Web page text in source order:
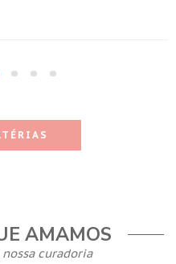
AMAMOS
curadoria